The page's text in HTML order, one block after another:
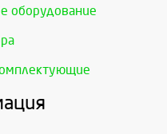
оборудование